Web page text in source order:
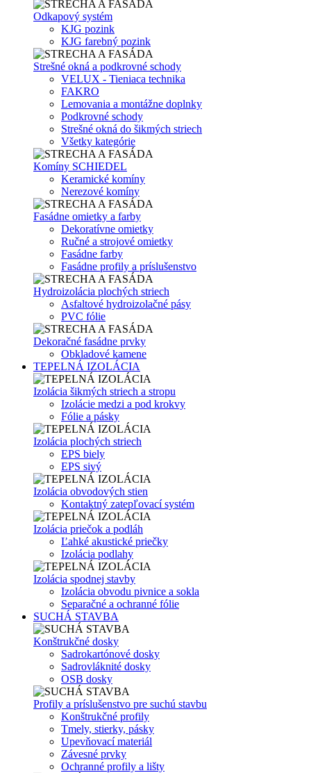
Odkapový systém
KJG pozink
KJG farebný pozink
Strešné okná a podkrovné schody
VELUX - Tieniaca technika
FAKRO
Lemovania a montážne doplnky
Podkrovné schody
Strešné okná do šikmých striech
Všetky kategórie
Komíny SCHIEDEL
Keramické komíny
Nerezové komíny
Fasádne omietky a farby
Dekoratívne omietky
Ručné a strojové omietky
Fasádne farby
Fasádne profily a príslušenstvo
Hydroizolácia plochých striech
Asfaltové hydroizolačné pásy
PVC fólie
Dekoračné fasádne prvky
Obkladové kamene
TEPELNÁ IZOLÁCIA
Izolácia šikmých striech a stropu
Izolácie medzi a pod krokvy
Fólie a pásky
Izolácia plochých striech
EPS biely
EPS sivý
Izolácia obvodových stien
Kontaktný zatepľovací systém
Izolácia priečok a podláh
Ľahké akustické priečky
Izolácia podlahy
Izolácia spodnej stavby
Izolácia obvodu pivnice a sokla
Separačné a ochranné fólie
SUCHÁ STAVBA
Konštrukčné dosky
Sadrokartónové dosky
Sadrovláknité dosky
OSB dosky
Profily a príslušenstvo pre suchú stavbu
Konštrukčné profily
Tmely, stierky, pásky
Upevňovací materiál
Závesné prvky
Ochranné profily a lišty